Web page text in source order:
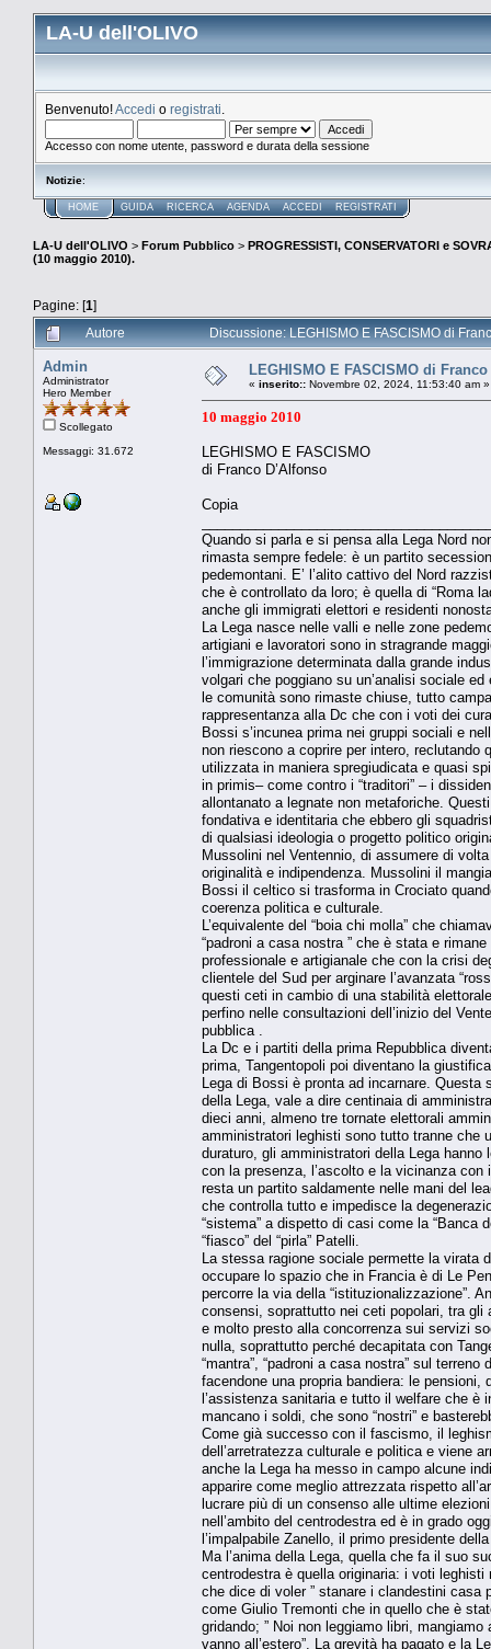
LA-U dell'OLIVO
Benvenuto!Accedi o registrati
Accesso con nome utente, password e durata della sessione
Notizie:
HOME GUIDA RICERCA AGENDA ACCEDI REGISTRATI
LA-U dell'OLIVO > Forum Pubblico > PROGRESSISTI, CONSERVATORI e
(10 maggio 2010).
Pagine: [1]
Autore
Discussione: LEGHISMO E FASCISMO di
Admin
Administrator
Hero Member
Scollegato
Messaggi: 31.672
LEGHISMO E FASCISMO di
« inserito:: Novembre 02, 2024, 11:53:40 am »
10 maggio 2010
LEGHISMO E FASCISMO
di Franco D’Alfonso
Copia
Quando si parla e si pensa alla Lega Nord
rimasta sempre fedele: è un partito
pedemontani. E’ l’alito cattivo del Nord
che è controllato da loro; è quella di “Roma
anche gli immigrati elettori e residenti
La Lega nasce nelle valli e nelle zone
artigiani e lavoratori sono in stragrande
l’immigrazione determinata dalla grande
volgari che poggiano su un’analisi sociale
le comunità sono rimaste chiuse, tutto
rappresentanza alla Dc che con i voti dei
Bossi s’incunea prima nei gruppi sociali e
non riescono a coprire per intero, reclutando
utilizzata in maniera spregiudicata e quasi
in primis– come contro i “traditori” – i
allontanato a legnate non metaforiche.
fondativa e identitaria che ebbero gli
di qualsiasi ideologia o progetto politico
Mussolini nel Ventennio, di assumere di
originalità e indipendenza. Mussolini il
Bossi il celtico si trasforma in Crociato
coerenza politica e culturale.
L’equivalente del “boia chi molla” che
“padroni a casa nostra ” che è stata e
professionale e artigianale che con la crisi
clientele del Sud per arginare l’avanzata
questi ceti in cambio di una stabilità
perfino nelle consultazioni dell’inizio del
pubblica .
La Dc e i partiti della prima Repubblica
prima, Tangentopoli poi diventano la
Lega di Bossi è pronta ad incarnare. Questa
della Lega, vale a dire centinaia di
dieci anni, almeno tre tornate elettorali
amministratori leghisti sono tutto tranne che
duraturo, gli amministratori della Lega
con la presenza, l’ascolto e la vicinanza
resta un partito saldamente nelle mani del
che controlla tutto e impedisce la
“sistema” a dispetto di casi come la “Banca
“fiasco” del “pirla” Patelli.
La stessa ragione sociale permette la virata
occupare lo spazio che in Francia è di Le
percorre la via della “istituzionalizzazione”.
consensi, soprattutto nei ceti popolari, tra gli
e molto presto alla concorrenza sui servizi
nulla, soprattutto perché decapitata con
“mantra”, “padroni a casa nostra” sul
facendone una propria bandiera: le
l’assistenza sanitaria e tutto il welfare che è
mancano i soldi, che sono “nostri” e
Come già successo con il fascismo, il
dell’arretratezza culturale e politica e viene
anche la Lega ha messo in campo alcune
apparire come meglio attrezzata rispetto
lucrare più di un consenso alle ultime
nell’ambito del centrodestra ed è in grado
l’impalpabile Zanello, il primo presidente
Ma l’anima della Lega, quella che fa il suo
centrodestra è quella originaria: i voti
che dice di voler ” stanare i clandestini casa
come Giulio Tremonti che in quello che è
gridando; ” Noi non leggiamo libri,
vanno all’estero”. La grevità ha pagato e la